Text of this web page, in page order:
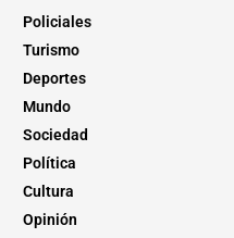
Policiales
Turismo
Deportes
Mundo
Sociedad
Política
Cultura
Opinión